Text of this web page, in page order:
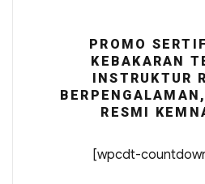
PROMO
KEBAKARAN
INSTRUKTUR
RESMI
[wpcdt-countdown